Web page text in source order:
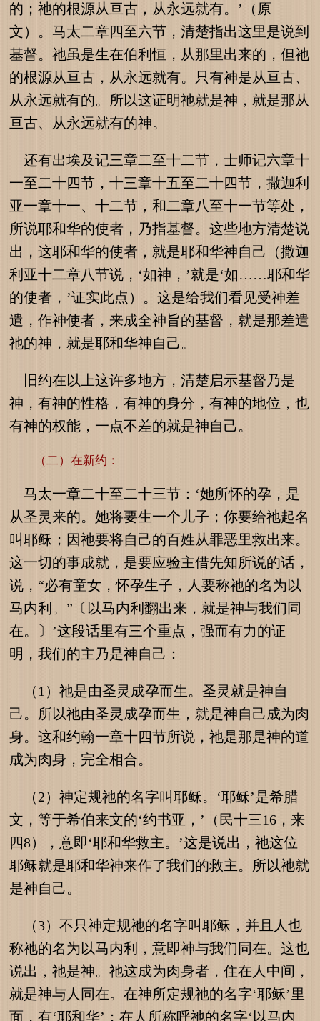
的；祂的根源从亘古，从永远就有。’（原
文）。马太二章四至六节，清楚指出这里是说到
基督。祂虽是生在伯利恒，从那里出来的，但祂
的根源从亘古，从永远就有。只有神是从亘古、
从永远就有的。所以这证明祂就是神，就是那从
亘古、从永远就有的神。
还有出埃及记三章二至十二节，士师记六章十
一至二十四节，十三章十五至二十四节，撒迦利
亚一章十一、十二节，和二章八至十一节等处，
所说耶和华的使者，乃指基督。这些地方清楚说
出，这耶和华的使者，就是耶和华神自己（撒迦
利亚十二章八节说，‘如神，’就是‘如……耶和华
的使者，’证实此点）。这是给我们看见受神差
遣，作神使者，来成全神旨的基督，就是那差遣
祂的神，就是耶和华神自己。
旧约在以上这许多地方，清楚启示基督乃是
神，有神的性格，有神的身分，有神的地位，也
有神的权能，一点不差的就是神自己。
（二）在新约：
马太一章二十至二十三节：‘她所怀的孕，是
从圣灵来的。她将要生一个儿子；你要给祂起名
叫耶稣；因祂要将自己的百姓从罪恶里救出来。
这一切的事成就，是要应验主借先知所说的话，
说，“必有童女，怀孕生子，人要称祂的名为以
马内利。”〔以马内利翻出来，就是神与我们同
在。〕’这段话里有三个重点，强而有力的证
明，我们的主乃是神自己：
（1）祂是由圣灵成孕而生。圣灵就是神自
己。所以祂由圣灵成孕而生，就是神自己成为肉
身。这和约翰一章十四节所说，祂是那是神的道
成为肉身，完全相合。
（2）神定规祂的名字叫耶稣。‘耶稣’是希腊
文，等于希伯来文的‘约书亚，’（民十三16，来
四8），意即‘耶和华救主。’这是说出，祂这位
耶稣就是耶和华神来作了我们的救主。所以祂就
是神自己。
（3）不只神定规祂的名字叫耶稣，并且人也
称祂的名为以马内利，意即神与我们同在。这也
说出，祂是神。祂这成为肉身者，住在人中间，
就是神与人同在。在神所定规祂的名字‘耶稣’里
面，有‘耶和华’；在人所称呼祂的名字‘以马内